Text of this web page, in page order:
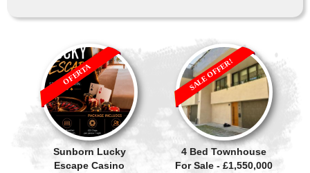
Sunborn Lucky
Escape Casino
OFERTA
4 Bed Townhouse
For Sale - £1,550,000
SALE OFFER!